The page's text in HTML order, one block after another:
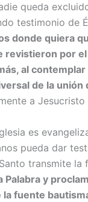
queda
testimo­nio de
donde quiera
revistie­ron por
al
de la unión
a Jesucristo
es
pueda dar
transmite la
Palabra y
fuen­te